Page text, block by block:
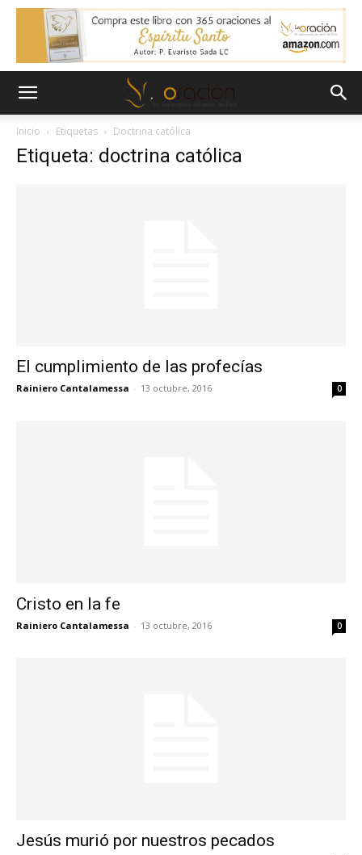
Inicio Etiquetas Doctrina católica
Etiqueta: doctrina católica
El cumplimiento de las profecías
Rainiero Cantalamessa - 13 octubre, 2016 0
Cristo en la fe
Rainiero Cantalamessa - 13 octubre, 2016 0
Jesús murió por nuestros pecados